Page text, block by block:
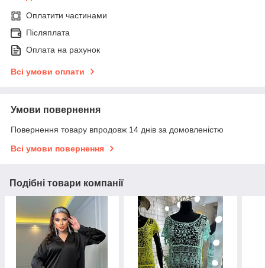
Оплатити частинами
Післяплата
Оплата на рахунок
Всі умови оплати
Умови повернення
Повернення товару впродовж 14 днів за домовленістю
Всі умови повернення
Подібні товари компанії